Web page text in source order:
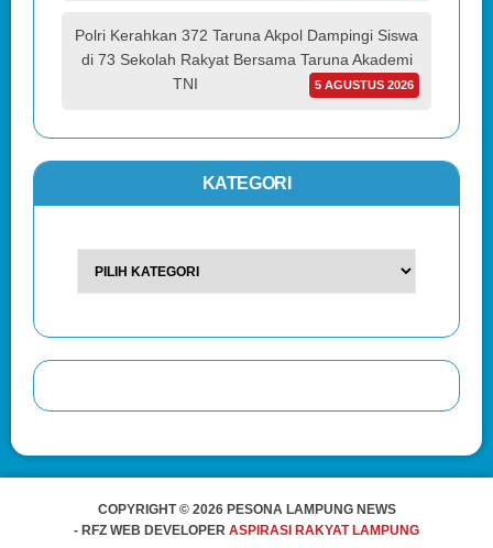
Polri Kerahkan 372 Taruna Akpol Dampingi Siswa
di 73 Sekolah Rakyat Bersama Taruna Akademi
TNI
5 AGUSTUS 2026
KATEGORI
COPYRIGHT © 2026 PESONA LAMPUNG NEWS
- RFZ WEB DEVELOPER ASPIRASI RAKYAT LAMPUNG